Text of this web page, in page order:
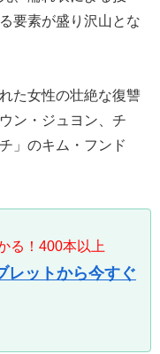
要素が盛り沢山とな
た女性の壮絶な復讐
ン・ジュヨン、チ
」のキム・フンド
る！400本以上
レットから今すぐ